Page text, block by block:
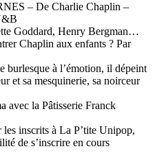
– De Charlie Chaplin –
Goddard, Henry Bergman…
Chaplin aux enfants ? Par
burlesque à l’émotion, il dépeint
et sa mesquinerie, sa noirceur
avec la Pâtisserie Franck
inscrits à La P’tite Unipop,
de s’inscrire en cours